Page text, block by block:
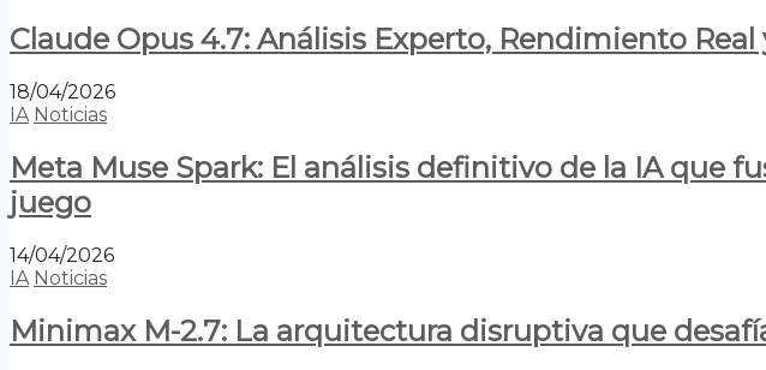
Claude Opus 4.7: Análisis Experto, Rendimiento
18/04/2026
IA Noticias
Meta Muse Spark: El análisis definitivo de la IA que
juego
14/04/2026
IA Noticias
Minimax M-2.7: La arquitectura disruptiva que